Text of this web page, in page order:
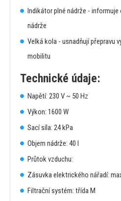
Indikátor plné nádrže -
nádrže
Velká kola - usnadňují přepravu
mobilitu
Technické údaje:
Napětí: 230 V ~ 50 Hz
Výkon: 1600 W
Sací síla: 24 kPa
Objem nádrže: 40 l
Průtok vzduchu:
Zásuvka elektrického nářadí:
Filtrační systém: třída M